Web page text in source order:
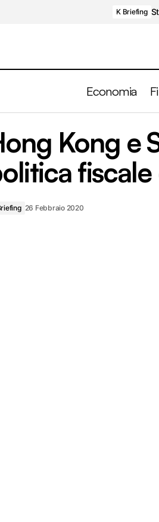
K Briefing
Economia
a stimoli fiscali
K
Kong e
fiscale
26 Febbraio 2020